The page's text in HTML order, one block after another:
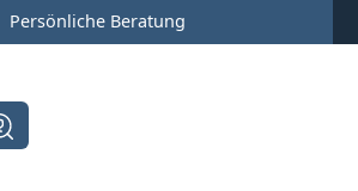
Persönliche Beratung